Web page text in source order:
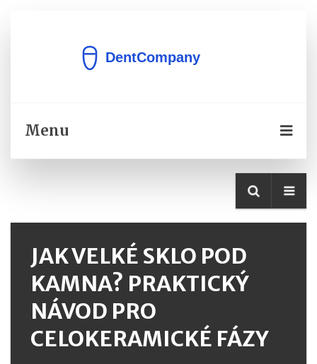
Menu
JAK VELKÉ SKLO POD
KAMNA? PRAKTICKÝ
NÁVOD PRO
CELOKERAMICKÉ FÁZY